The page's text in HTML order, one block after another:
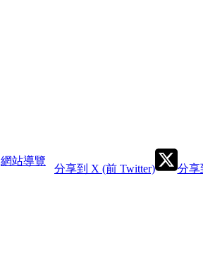
網站導覽
分享到 X (前 Twitter) 分享